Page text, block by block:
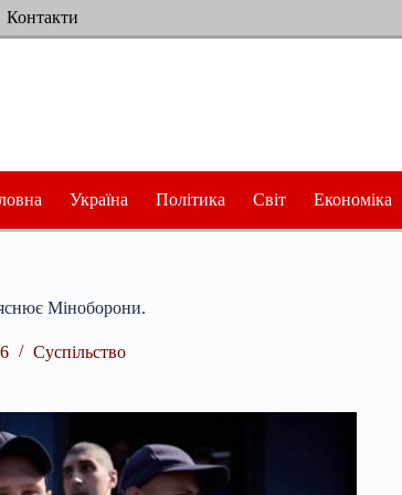
Контакти
Україна Політика Світ Економіка
Міноборони.
Суспільство